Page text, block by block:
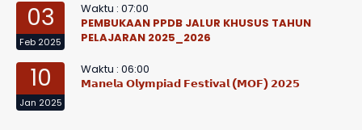
03
Feb 2025
Waktu : 07:00
PEMBUKAAN PPDB JALUR KHUSUS TAHUN
PELAJARAN 2025_2026
10
Jan 2025
Waktu : 06:00
𝗠𝗮𝗻𝗲𝗹𝗮 𝗢𝗹𝘆𝗺𝗽𝗶𝗮𝗱 𝗙𝗲𝘀𝘁𝗶𝘃𝗮𝗹 (𝗠𝗢𝗙) 𝟮𝟬𝟮𝟱